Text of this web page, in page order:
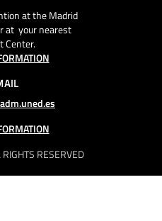
RESERVED
at the Madrid
at your nearest
Center.